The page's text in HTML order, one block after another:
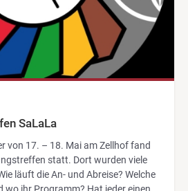
SaLaLa
von 17. – 18. Mai am Zellhof fand
statt. Dort wurden viele
läuft die An- und Abreise? Welche